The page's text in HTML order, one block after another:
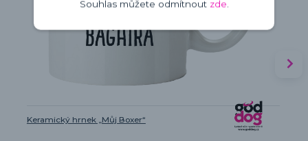
Keramický hrnek „Můj Boxer“
Souhlas můžete odmítnout zde.